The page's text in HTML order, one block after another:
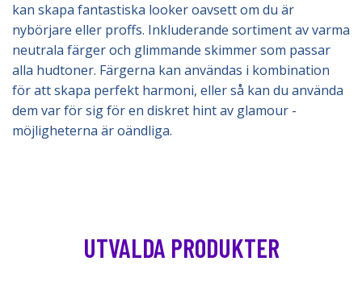
kan skapa fantastiska looker oavsett om du är
nybörjare eller proffs. Inkluderande sortiment av varma
neutrala färger och glimmande skimmer som passar
alla hudtoner. Färgerna kan användas i kombination
för att skapa perfekt harmoni, eller så kan du använda
dem var för sig för en diskret hint av glamour -
möjligheterna är oändliga.
UTVALDA PRODUKTER